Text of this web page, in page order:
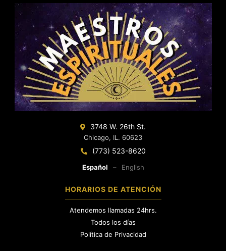
3748 W. 26th St.
Chicago, IL. 60623
(773) 523-8620
Español – English
HORARIOS DE ATENCIÓN
Atendemos llamadas 24hrs.
Todos los días
Política de Privacidad